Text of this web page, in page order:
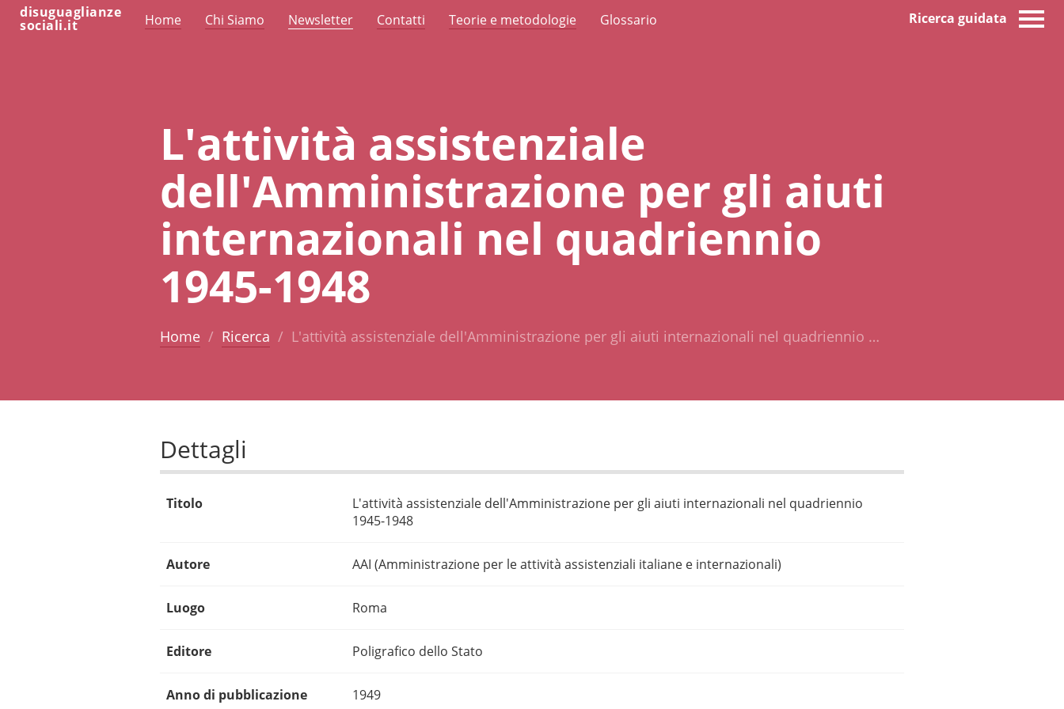
disuguaglianze
sociali.it Home Chi Siamo Newsletter Contatti Teorie e metodologie Glossario Ricerca guidata
L'attività assistenziale
dell'Amministrazione per gli aiuti
internazionali nel quadriennio
1945-1948
Home Ricerca L'attività assistenziale dell'Amministrazione per gli aiuti internazionali nel quadriennio …
Dettagli
Titolo
L'attività assistenziale dell'Amministrazione per gli aiuti internazionali nel quadriennio
1945-1948
Autore AAI (Amministrazione per le attività assistenziali italiane e internazionali)
Luogo Roma
Editore Poligrafico dello Stato
Anno di pubblicazione 1949